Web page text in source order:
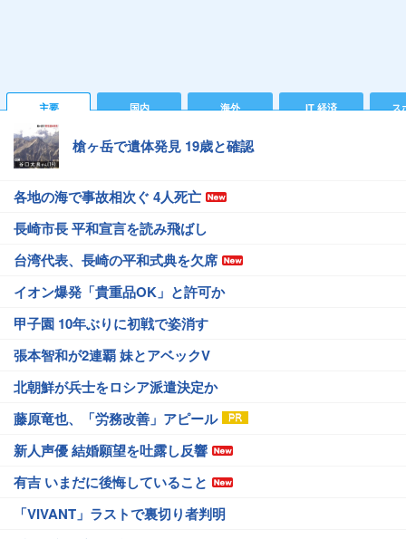
主要 国内 海外 IT 経済 ス
槍ヶ岳で遺体発見 19歳と確認
各地の海で事故相次ぐ 4人死亡
長崎市長 平和宣言を読み飛ばし
台湾代表、長崎の平和式典を欠席
イオン爆発「貴重品OK」と許可か
甲子園 10年ぶりに初戦で姿消す
張本智和が2連覇 妹とアベックV
北朝鮮が兵士をロシア派遣決定か
藤原竜也、「労務改善」アピール
新人声優 結婚願望を吐露し反響
有吉 いまだに後悔していること
「VIVANT」ラストで裏切り者判明